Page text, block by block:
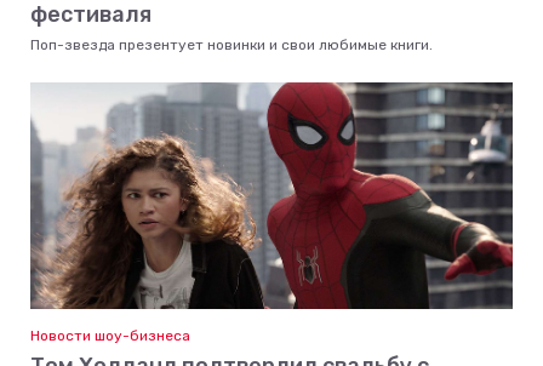
фестиваля
Поп-звезда презентует новинки и свои любимые книги.
Новости шоу-бизнеса